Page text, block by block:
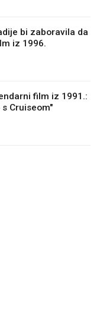
bi zaboravila da
iz 1996.
film iz 1991.:
Cruiseom"